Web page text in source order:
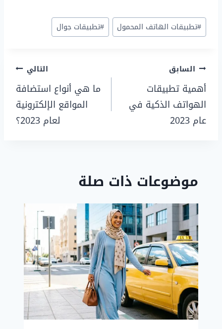
#تطبيقات الهاتف المحمول #تطبيقات جوال
السابق
أهمية تطبيقات
الهواتف الذكية في
عام 2023
التالي
ما هي أنواع استضافة
المواقع الإلكترونية
لعام 2023؟
موضوعات ذات صلة